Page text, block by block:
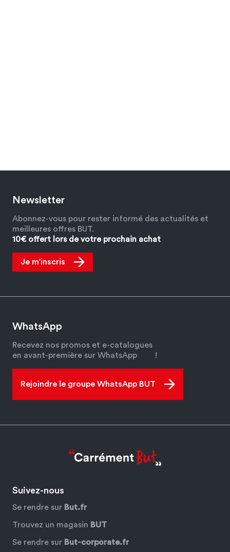
Newsletter
Abonnez-vous pour rester informé des actualités et
meilleures offres BUT.
10€ offert lors de votre prochain achat
Je m’inscris
WhatsApp
Recevez nos promos et e-catalogues
en avant-première sur WhatsApp
!
Rejoindre le groupe WhatsApp BUT
Suivez-nous
Se rendre sur But.fr
Trouvez un magasin BUT
Se rendre sur But-corporate.fr